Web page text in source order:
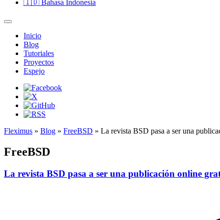
🇮🇩 Bahasa Indonesia
Inicio
Blog
Tutoriales
Proyectos
Espejo
Fleximus » Blog » FreeBSD » La revista BSD pasa a ser una
FreeBSD
La revista BSD pasa a ser una publicación online